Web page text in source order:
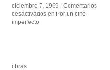
diciembre 7, 1969 / Comentarios
desactivados en Por un cine
imperfecto
diciembre 7, 1969 / Comentarios
desactivados en Por un cine
imperfecto
obras
obras